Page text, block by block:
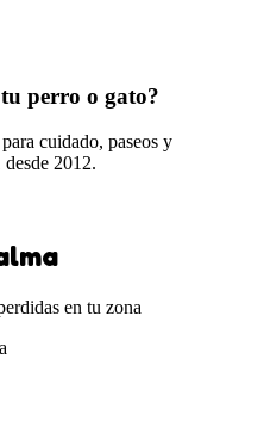
perro o gato?
cuidado, paseos y
2012.
en tu zona